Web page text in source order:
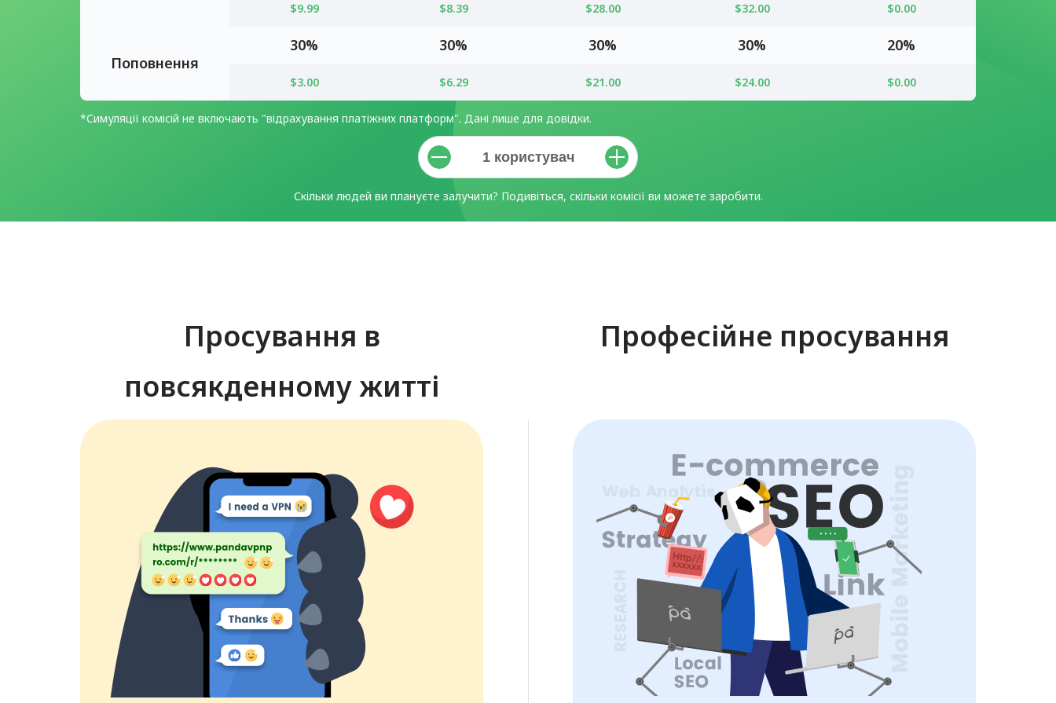
$9.99 $8.39 $28.00 $32.00 $0.00
Поповнення
30% 30% 30% 30% 20%
$3.00 $6.29 $21.00 $24.00 $0.00
*Симуляції комісій не включають "відрахування платіжних платформ". Дані лише для довідки.
Скільки людей ви плануєте залучити? Подивіться, скільки комісії ви можете заробити.
Просування в
повсякденному житті
Професійне просування